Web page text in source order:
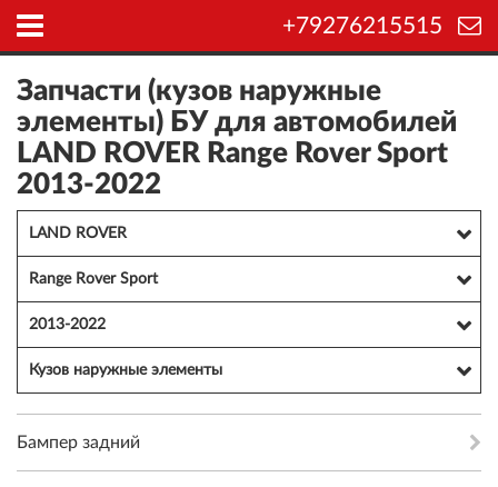
+79276215515
Запчасти (кузов наружные
элементы) БУ для автомобилей
LAND ROVER Range Rover Sport
2013-2022
LAND ROVER
Range Rover Sport
2013-2022
Кузов наружные элементы
Бампер задний